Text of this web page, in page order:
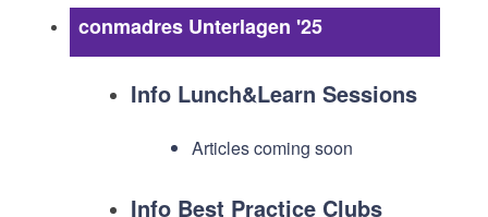
conmadres Unterlagen '25
Info Lunch&Learn Sessions
Articles coming soon
Info Best Practice Clubs